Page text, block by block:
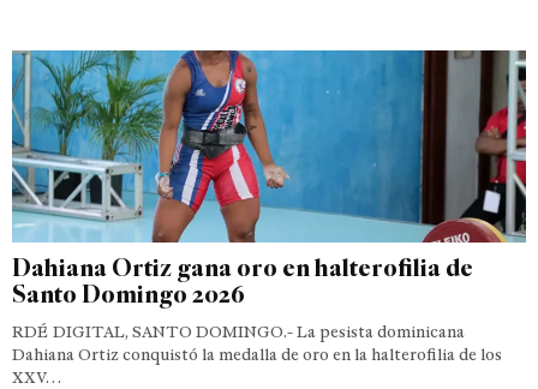
Dahiana Ortiz gana oro en halterofilia de
Santo Domingo 2026
RDÉ DIGITAL, SANTO DOMINGO.- La pesista dominicana
Dahiana Ortiz conquistó la medalla de oro en la halterofilia de los
XXV…